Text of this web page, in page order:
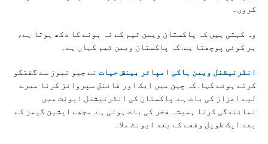
کروں۔
وہ کہتی ہیں کہ پاکستان ویمن ٹیم کے نہ ہونے کا دکھ ہوتا ہے،
ہر کوئی پوچھتا ہے. کہ پاکستان ویمن ٹیم کہاں ہے۔
انٹرنیشنل ویمن ہاکی امپائر بینش حیات نے جیو نیوز سے گفتگو
کرتے ہوئے کہا. کہ چین میں ایک اور فائنل سپروائز کرنا میرے
لیے اعزاز کی بات ہے. پاکستان کی انٹرنیشنل ایونٹ میں
نمائندگی کرنا ہمیشہ فخر کی بات ہوتی ہے. مجھے ایشین گیمز کے
بعد ایک طویل وقفے کے بعد ایونٹ ملا۔